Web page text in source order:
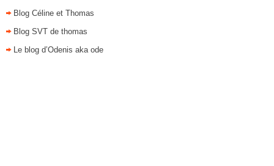
Blog Céline et Thomas
Blog SVT de thomas
Le blog d’Odenis aka ode